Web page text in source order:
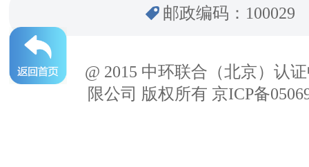
邮政编码：100029
@ 2015 中环联合（北京）认
限公司 版权所有 京ICP备